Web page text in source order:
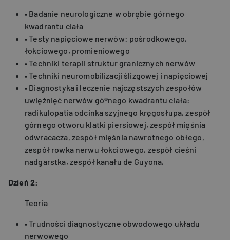
• Badanie neurologiczne w obrębie górnego
kwadrantu ciała
• Testy napięciowe nerwów: pośrodkowego,
łokciowego, promieniowego
• Techniki terapii struktur granicznych nerwów
• Techniki neuromobilizacji ślizgowej i napięciowej
• Diagnostyka i leczenie najczęstszych zespołów
uwięźnięć nerwów gó®nego kwadrantu ciała:
radikulopatia odcinka szyjnego kręgosłupa, zespół
górnego otworu klatki piersiowej, zespół mięśnia
odwracacza, zespół mięśnia nawrotnego obłego,
zespół rowka nerwu łokciowego, zespół cieśni
nadgarstka, zespół kanału de Guyona,
Dzień 2:
Teoria
• Trudności diagnostyczne obwodowego układu
nerwowego